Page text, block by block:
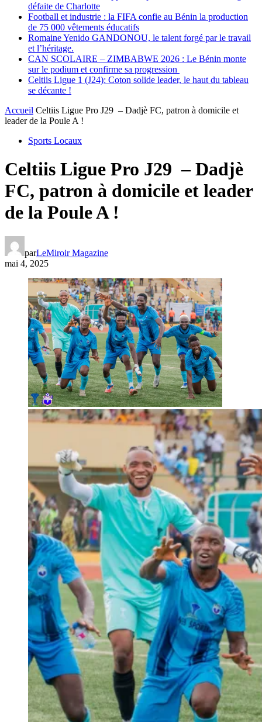
défaite de Charlotte
Football et industrie : la FIFA confie au Bénin la production
de 75 000 vêtements éducatifs
Romaine Yenido GANDONOU, le talent forgé par le travail
et l’héritage.
CAN SCOLAIRE – ZIMBABWE 2026 : Le Bénin monte
sur le podium et confirme sa progression
Celtiis Ligue 1 (J24): Coton solide leader, le haut du tableau
se décante !
Accueil Celtiis Ligue Pro J29 – Dadjè FC, patron à domicile et
leader de la Poule A !
Sports Locaux
Celtiis Ligue Pro J29 – Dadjè
FC, patron à domicile et leader
de la Poule A !
parLeMiroir Magazine
mai 4, 2025